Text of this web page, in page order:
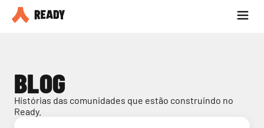
Seja parceiro
BLOG
Histórias das comunidades que estão construindo no
Ready.